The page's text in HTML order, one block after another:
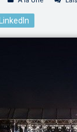
LinkedIn